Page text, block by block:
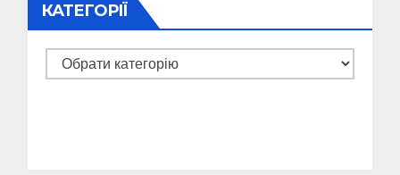
КАТЕГОРІЇ
Категорії